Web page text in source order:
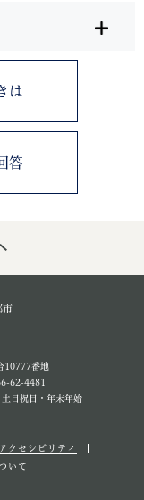
は
答
市
10777番地
62-4481
日祝日・年末年始
アクセシビリティ
いて